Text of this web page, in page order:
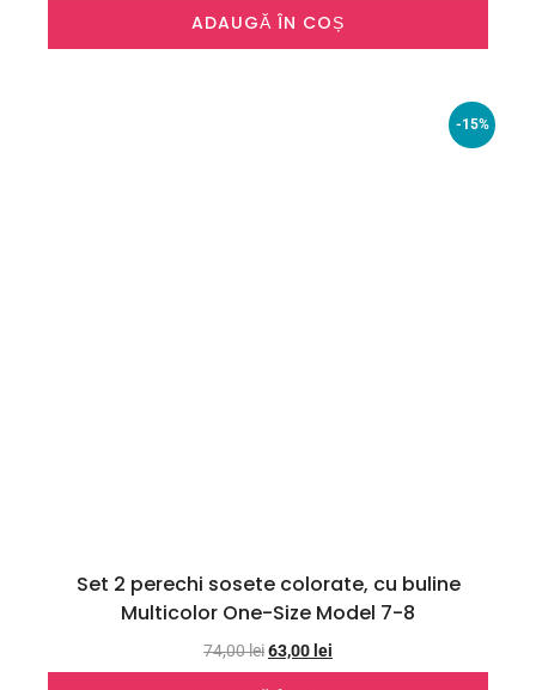
ADAUGĂ ÎN COȘ
-15%
Set 2 perechi sosete colorate, cu buline
Multicolor One-Size Model 7-8
74,00lei63,00 lei